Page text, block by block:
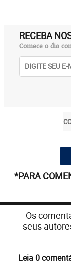
RECEBA
Comece o dia
*PARA
Os
seus
Leia 0